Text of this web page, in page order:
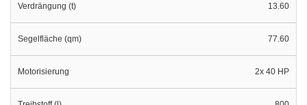
Verdrängung (t) 13.60
Segelfläche (qm) 77.60
Motorisierung 2x 40 HP